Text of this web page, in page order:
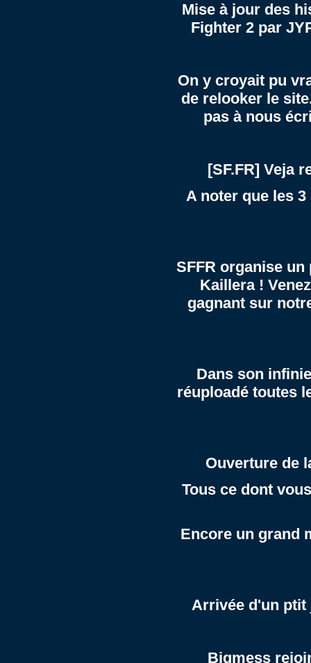
Mise à jour des
Fighter 2 par
On y croyait pu
de relooker le
pas à nous
[SF.FR] Veja
A noter que les
SFFR organise
Kaillera !
gagnant sur
Dans son
réuploadé toutes
Ouverture de
Tous ce dont
Encore un grand
Arrivée d'un ptit
Bigmess